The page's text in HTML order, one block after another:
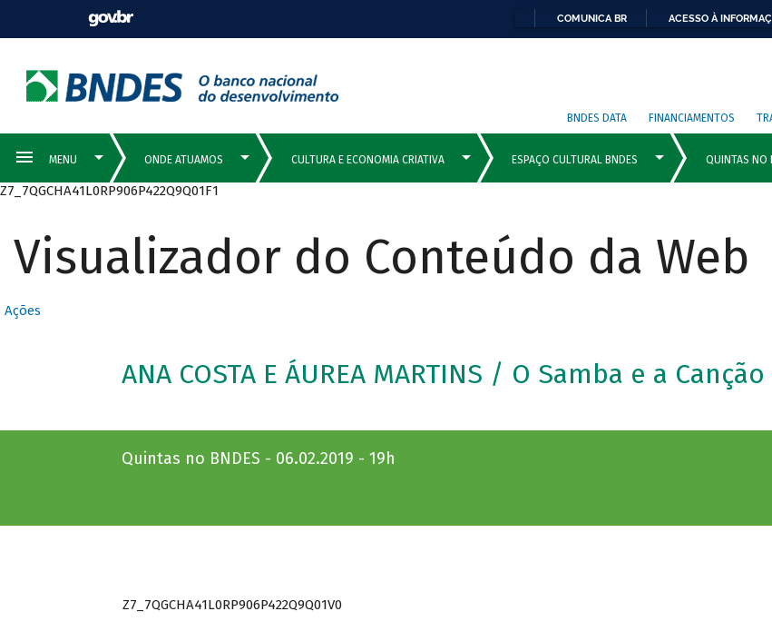
COMUNICA BR ACESSO À
BNDES DATA FINANCIAMENTOS
Z7_7QGCHA41L0RP906P422Q9Q01F1
Visualizador do Conteúdo da Web
Ações
ANA COSTA E ÁUREA MARTINS / O Samba e a
Quintas no BNDES - 06.02.2019 - 19h
Z7_7QGCHA41L0RP906P422Q9Q01V0